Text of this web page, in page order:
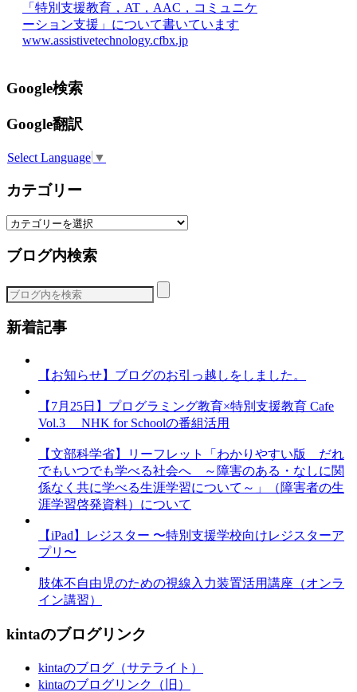
「特別支援教育，AT，AAC，コミュニケ
ーション支援」について書いています
www.assistivetechnology.cfbx.jp
Google検索
Google翻訳
Select Language ▼
カテゴリー
カ
ゴ
ー
ブログ内検索
新着記事
【お知らせ】ブログのお引っ越しをしました。
【7月25日】プログラミング教育×特別支援教育 Cafe
Vol.3 NHK for Schoolの番組活用
【文部科学省】リーフレット「わかりやすい版 だれ
でもいつでも学べる社会へ ～障害のある・なしに関
係なく共に学べる生涯学習について～」（障害者の生
涯学習啓発資料）について
【iPad】レジスター 〜特別支援学校向けレジスターア
プリ〜
肢体不自由児のための視線入力装置活用講座（オンラ
イン講習）
kintaのブログリンク
kintaのブログ（サテライト）
kintaのブログリンク（旧）